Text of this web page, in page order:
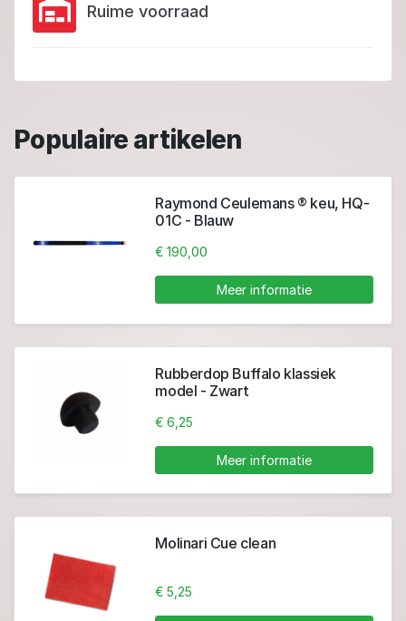
Ruime voorraad
Populaire artikelen
Raymond Ceulemans ® keu, HQ-
01C - Blauw
€ 190,00
Meer informatie
Rubberdop Buffalo klassiek
model - Zwart
€ 6,25
Meer informatie
Molinari Cue clean
€ 5,25